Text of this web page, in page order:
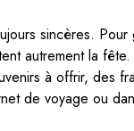
sincères.
autrement la
à offrir, des
de voyage ou